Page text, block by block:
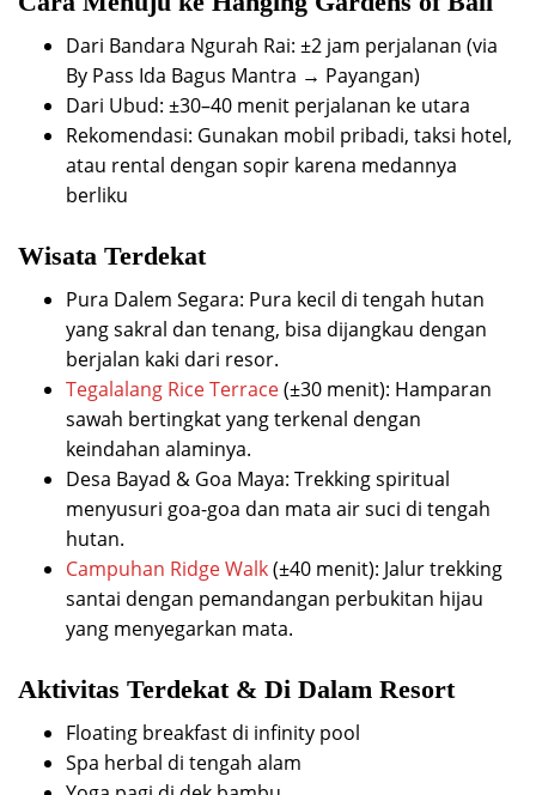
Dari Bandara Ngurah Rai: ±2 jam perjalanan (via
By Pass Ida Bagus Mantra → Payangan)
Dari Ubud: ±30–40 menit perjalanan ke utara
Rekomendasi: Gunakan mobil pribadi, taksi hotel,
atau rental dengan sopir karena medannya
berliku
Wisata Terdekat
Pura Dalem Segara: Pura kecil di tengah hutan
yang sakral dan tenang, bisa dijangkau dengan
berjalan kaki dari resor.
Tegalalang Rice Terrace(±30 menit): Hamparan
sawah bertingkat yang terkenal dengan
keindahan alaminya.
Desa Bayad & Goa Maya: Trekking spiritual
menyusuri goa-goa dan mata air suci di tengah
hutan.
Campuhan Ridge Walk(±40 menit): Jalur trekking
santai dengan pemandangan perbukitan hijau
yang menyegarkan mata.
Aktivitas Terdekat & Di Dalam Resort
Floating breakfast di infinity pool
Spa herbal di tengah alam